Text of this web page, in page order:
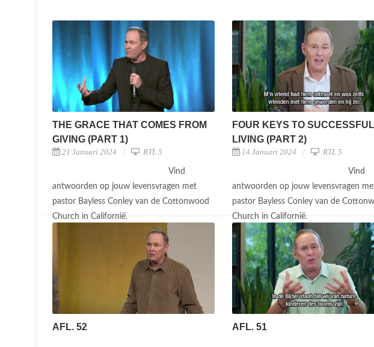
THE GRACE THAT COMES FROM
GIVING (PART 1)
21 Januari 2024 RTL 5
Vind
antwoorden op jouw levensvragen met
pastor Bayless Conley van de Cottonwood
Church in Californië.
FOUR KEYS TO SUCCESSFUL
LIVING (PART 2)
14 Januari 2024 RTL 5
Vind
antwoorden op jouw levensvragen
pastor Bayless Conley van de
Church in Californië.
AFL. 52 AFL. 51